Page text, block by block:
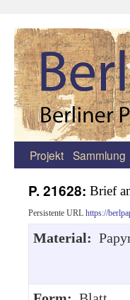
Zum
springen
Projekt Sammlung
P. 21628: Brief
Persistente URL https://
Material: